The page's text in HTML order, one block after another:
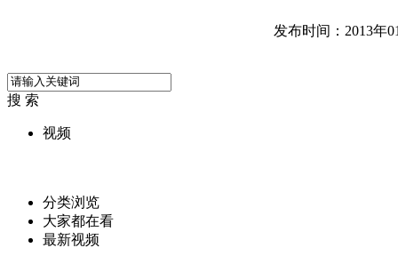
发布时间：2013年
搜 索
视频
分类浏览
大家都在看
最新视频